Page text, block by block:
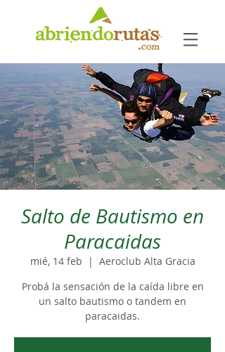
Salto de Bautismo en
Paracaidas
mié, 14 feb
  |
Aeroclub Alta Gracia
Probá la sensación de la caída libre en
un salto bautismo o tandem en
paracaidas.